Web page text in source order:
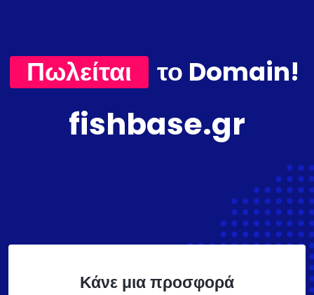
Πωλείται το Domain!
fishbase.gr
Κάνε μια προσφορά